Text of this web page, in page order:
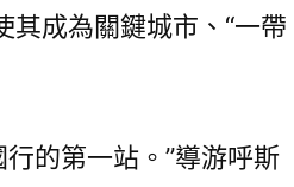
成為關鍵城市、“一帶
的第一站。”導游呼斯